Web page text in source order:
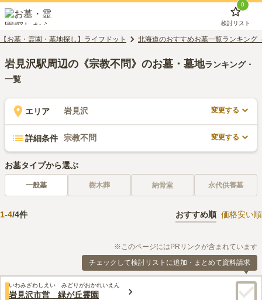
0
検討リスト
【お墓・霊園・墓地探し】ライフドット 北海道のおすすめお墓一覧ランキング
岩見沢駅周辺の《宗教不問》のお墓・墓地ランキング・
一覧
エリア 岩見沢 変更する
詳細条件 宗教不問 変更する
お墓タイプから選ぶ
一般墓 樹木葬 納骨堂 永代供養墓
1-4/4件 おすすめ順 価格安い順
※このページにはPRリンクが含まれています
チェックして検討リストに追加・まとめて資料請求
いわみざわしえい みどりがおかれいえん
岩見沢市営 緑が丘霊園